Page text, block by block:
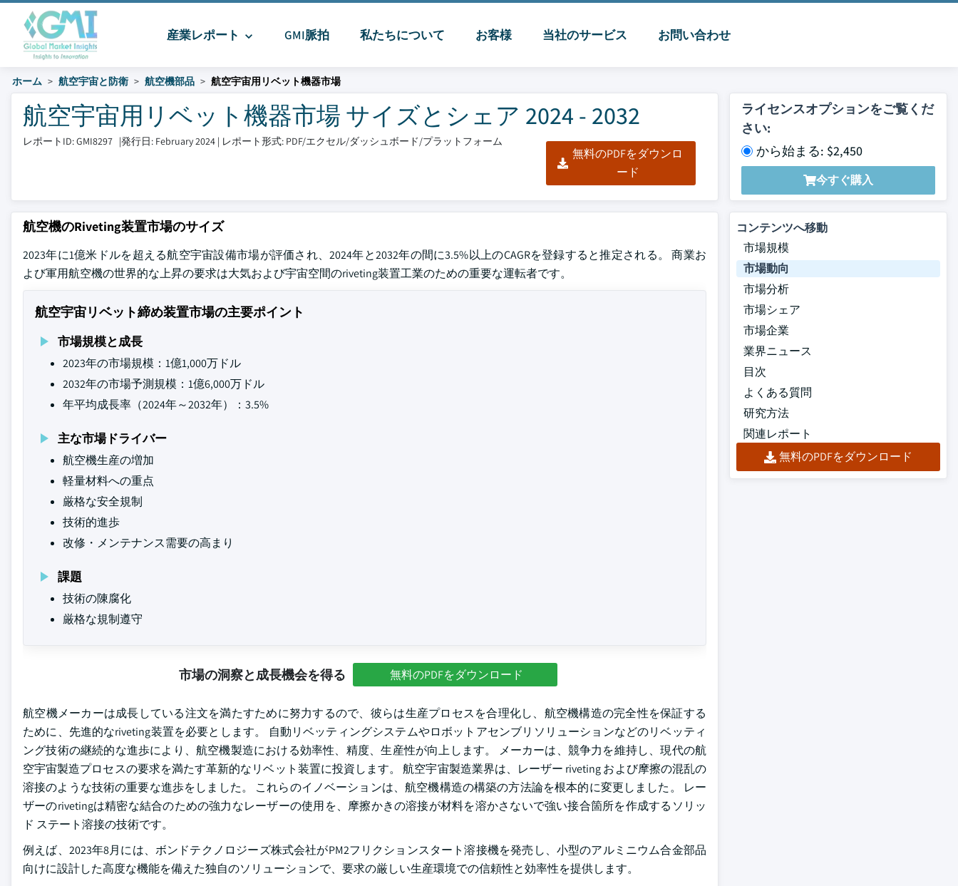
産業レポート GMI脈拍 私たちについて お客様 当社のサービス お問い合わせ
ホーム 航空宇宙と防衛 航空機部品 航空宇宙用リベット機器市場
航空宇宙用リベット機器市場 サイズとシェア 2024 - 2032
レポートID: GMI8297 |発行日: February 2024 | レポート形式: PDF/エクセル/ダッシュボード/プラットフォーム
無料のPDFをダウンロ
ード
ライセンスオプションをご覧くだ
さい:
から始まる: $2,450
今すぐ購入
航空機のRiveting装置市場のサイズ
2023年に1億米ドルを超える航空宇宙設備市場が評価され、2024年と2032年の間に3.5%以上のCAGRを登録すると推定される。 商業お
よび軍用航空機の世界的な上昇の要求は大気および宇宙空間のriveting装置工業のための重要な運転者です。
航空宇宙リベット締め装置市場の主要ポイント
市場規模と成長
2023年の市場規模：1億1,000万ドル
2032年の市場予測規模：1億6,000万ドル
年平均成長率（2024年～2032年）：3.5%
主な市場ドライバー
航空機生産の増加
軽量材料への重点
厳格な安全規制
技術的進歩
改修・メンテナンス需要の高まり
課題
技術の陳腐化
厳格な規制遵守
市場の洞察と成長機会を得る 無料のPDFをダウンロード
航空機メーカーは成長している注文を満たすために努力するので、彼らは生産プロセスを合理化し、航空機構造の完全性を保証する
ために、先進的なriveting装置を必要とします。 自動リベッティングシステムやロボットアセンブリソリューションなどのリベッティ
ング技術の継続的な進歩により、航空機製造における効率性、精度、生産性が向上します。 メーカーは、競争力を維持し、現代の航
空宇宙製造プロセスの要求を満たす革新的なリベット装置に投資します。 航空宇宙製造業界は、レーザー riveting および摩擦の混乱の
溶接のような技術の重要な進歩をしました。 これらのイノベーションは、航空機構造の構築の方法論を根本的に変更しました。 レー
ザーのrivetingは精密な結合のための強力なレーザーの使用を、摩擦かきの溶接が材料を溶かさないで強い接合箇所を作成するソリッ
ド ステート溶接の技術です。
例えば、2023年8月には、ボンドテクノロジーズ株式会社がPM2フリクションスタート溶接機を発売し、小型のアルミニウム合金部品
向けに設計した高度な機能を備えた独自のソリューションで、要求の厳しい生産環境での信頼性と効率性を提供します。
コンテンツへ移動
市場規模
市場動向
市場分析
市場シェア
市場企業
業界ニュース
目次
よくある質問
研究方法
関連レポート
無料のPDFをダウンロード